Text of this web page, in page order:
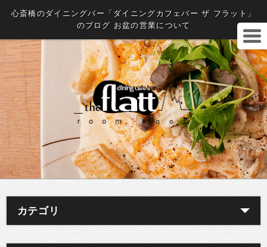
心斎橋のダイニングバー「ダイニングカフェバー ザ フラット」
のブログ お盆の営業について
カテゴリ